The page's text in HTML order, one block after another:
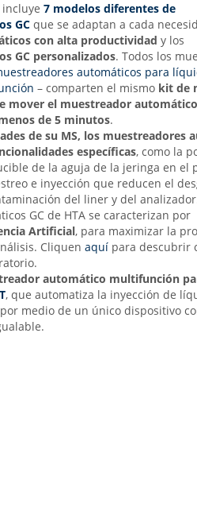
incluye 7 modelos diferentes de
GC que se adaptan a cada
con alta productividad y los
GC personalizados. Todos los
automáticos para
– comparten el mismo kit de
mover el muestreador automático
de 5 minutos.
de su MS, los muestreadores
específicas, como la
de la aguja de la jeringa en el
e inyección que reducen el
del liner y del
GC de HTA se caracterizan por
Artificial, para maximizar la
Cliquen aquí para descubrir
automático multifunción
, que automatiza la inyección de
medio de un único dispositivo